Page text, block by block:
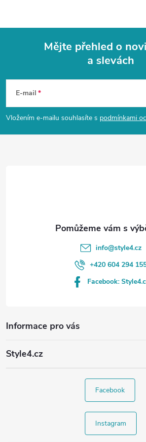
p
a
Mějte přehled o
a slevách
E-mail
Vložením e-mailu souhlasíte s podmínkami
Informace pro vás
Style4.cz
info@style4.cz
+420 604 294
Facebook:
Facebook
Instagram